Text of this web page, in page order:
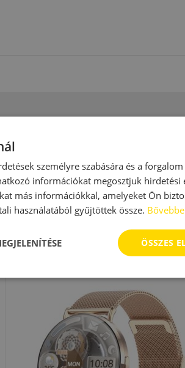
ki
Magyar menüs okosórák Női okosórák,
személyre szabására és a forgalom
információkat megosztjuk hirdetési
más információkkal, amelyeket Ön
használatából gyűjtöttek össze.
ÖSSZES